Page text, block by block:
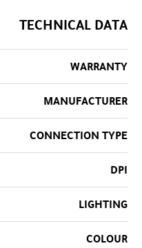
TECHNICAL DATA
WARRANTY
MANUFACTURER
CONNECTION TYPE
DPI
LIGHTING
COLOUR